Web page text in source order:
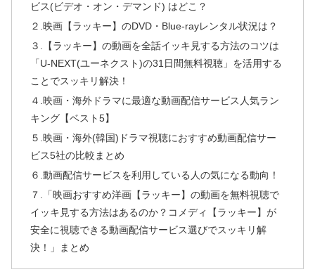
ビス(ビデオ・オン・デマンド) はどこ？
２.映画【ラッキー】のDVD・Blue-rayレンタル状況は？
３.【ラッキー】の動画を全話イッキ見する方法のコツは
「U-NEXT(ユーネクスト)の31日間無料視聴」を活用する
ことでスッキリ解決！
４.映画・海外ドラマに最適な動画配信サービス人気ラン
キング【ベスト5】
５.映画・海外(韓国)ドラマ視聴におすすめ動画配信サー
ビス5社の比較まとめ
６.動画配信サービスを利用している人の気になる動向！
７.「映画おすすめ洋画【ラッキー】の動画を無料視聴で
イッキ見する方法はあるのか？コメディ【ラッキー】が
安全に視聴できる動画配信サービス選びでスッキリ解
決！」まとめ